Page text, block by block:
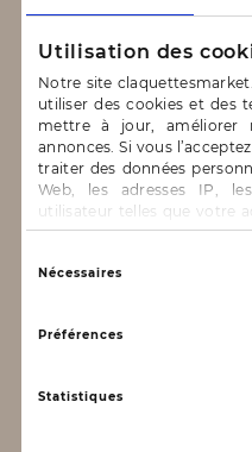
Utilisation des
Notre site
utiliser des cookies et des
mettre à jour, améliorer
annonces. Si vous
traiter des données
Web, les adresses IP,
utilisateur telles que votre
Vous avez le choix d’«
utilisations, de «
de sélectionner vos
de cookie en cliquant sur «
options. Vous pouvez à
Nécessaires
Préférences
Statistiques
Blog
CONTACT & AIDE
FAQ
Nous contacter
INFORMATIONS
Mentions légales
Données